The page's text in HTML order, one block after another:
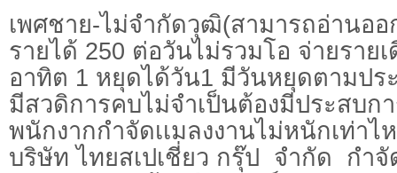
เพศชาย-ไม่จำกัดวุฒิ(สามารถอ่านออ
รายได้ 250 ต่อวันไม่รวมโอ จ่ายราย
อาทิต 1 หยุดได้วัน1 มีวันหยุดตามปร
มีสวดิการคบไม่จำเป็นต้องมีประสบก
พนักงากกำจัดเเมลงงานไม่หนักเท่าไ
บริษัท ไทยสเปเชี่ยว กรุ๊ป จำกัด กำจั